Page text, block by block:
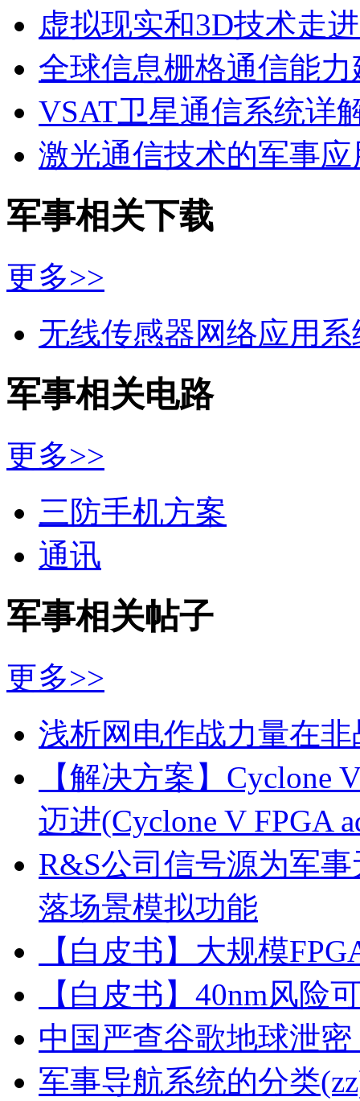
虚拟现实和3D技术走
全球信息栅格通信能力
VSAT卫星通信系统详
激光通信技术的军事应
军事相关下载
更多>>
无线传感器网络应用
军事相关电路
更多>>
三防手机方案
通讯
军事相关帖子
更多>>
浅析网电作战力量在
【解决方案】Cyclone
迈进(Cyclone V FPGA
R&S公司信号源为军
落场景模拟功能
【白皮书】大规模
【白皮书】40nm风险
中国严查谷歌地球泄
军事导航系统的分类